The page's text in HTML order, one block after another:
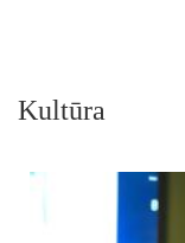
Kultūra